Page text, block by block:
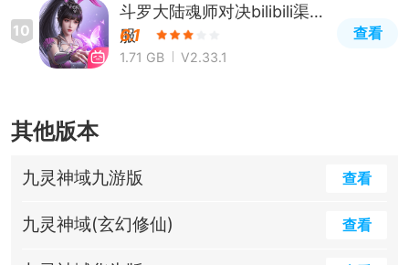
10
斗罗大陆魂师对决bilibili渠道
服
6.1
1.71 GB V2.33.1
查看
其他版本
九灵神域九游版 查看
九灵神域(玄幻修仙) 查看